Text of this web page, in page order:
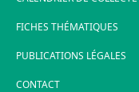
FICHES THÉMATIQUES
PUBLICATIONS LÉGALES
CONTACT